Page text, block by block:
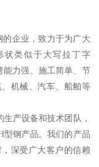
企业，致力于为广大
状类似于大写拉丁字
能力强、施工简单、节
机械、汽车、船舶等
产设备和技术团队，
型钢产品。我们的产品
深受广大客户的信赖